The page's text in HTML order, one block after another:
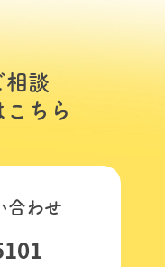
相談
ちら
合わせ